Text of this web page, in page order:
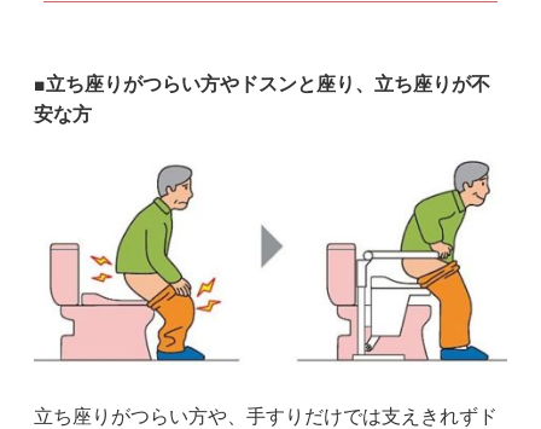
■立ち座りがつらい方やドスンと座り、立ち座りが不
安な方
立ち座りがつらい方や、手すりだけでは支えきれずド